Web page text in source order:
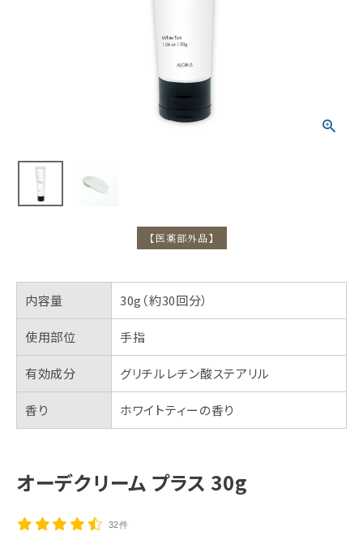
【医薬部外品】
内容量 30g（約30回分）
使用部位 手指
有効成分 グリチルレチン酸ステアリル
香り ホワイトティーの香り
オーデクリーム プラス 30g
32件